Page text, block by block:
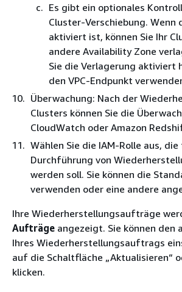
Es gibt ein optionales
Cluster-Verschiebung. Wenn
aktiviert ist, können Sie Ihr
andere Availability Zone
Sie die Verlagerung aktiviert
den VPC-Endpunkt
Überwachung: Nach der
Clusters können Sie die
CloudWatch oder Amazon
Wählen Sie die IAM-Rolle aus,
Durchführung von
werden soll. Sie können die
verwenden oder eine andere
Ihre Wiederherstellungsaufträge
Aufträge angezeigt. Sie können den
Ihres Wiederherstellungsauftrags
auf die Schaltfläche „Aktualisieren“
klicken.